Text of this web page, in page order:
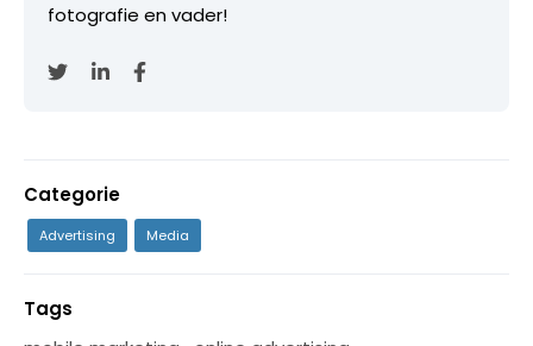
fotografie en vader!
Categorie
Advertising Media
Tags